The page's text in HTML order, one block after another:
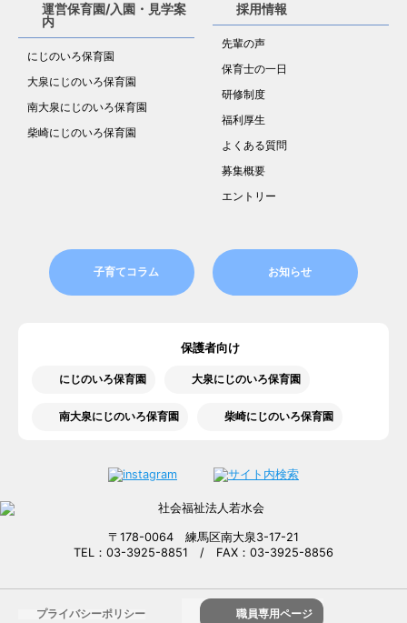
運営保育園/入園・見学案
内
にじのいろ保育園
大泉にじのいろ保育園
南大泉にじのいろ保育園
柴崎にじのいろ保育園
採用情報
先輩の声
保育士の一日
研修制度
福利厚生
よくある質問
募集概要
エントリー
子育てコラム お知らせ
保護者向け
にじのいろ保育園 大泉にじのいろ保育園
南大泉にじのいろ保育園 柴崎にじのいろ保育園
〒178-0064 練馬区南大泉3-17-21
TEL：03-3925-8851 / FAX：03-3925-8856
プライバシーポリシー 職員専用ページ